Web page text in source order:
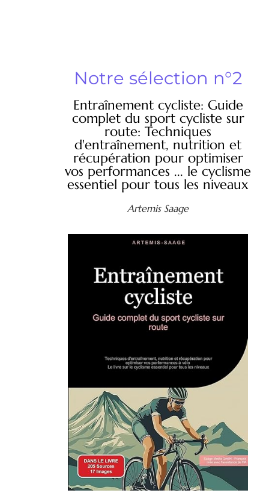
Notre sélection n°2
Entraînement cycliste: Guide
complet du sport cycliste sur
route: Techniques
d'entraînement, nutrition et
récupération pour optimiser
vos performances ... le cyclisme
essentiel pour tous les niveaux
Artemis Saage